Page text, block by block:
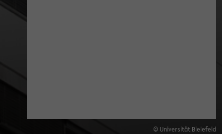
© Universität Bielefeld